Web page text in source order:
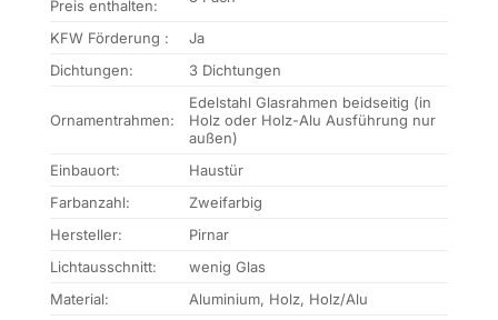
Preis enthalten:
KFW Förderung :
Ja
Dichtungen:
3 Dichtungen
Ornamentrahmen:
Edelstahl Glasrahmen beidseitig (in
Holz oder Holz-Alu Ausführung nur
außen)
Einbauort:
Haustür
Farbanzahl:
Zweifarbig
Hersteller:
Pirnar
Lichtausschnitt:
wenig Glas
Material:
Aluminium, Holz, Holz/Alu